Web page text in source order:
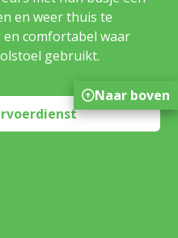
en weer thuis te
comfortabel waar
gebruikt.
Naar boven